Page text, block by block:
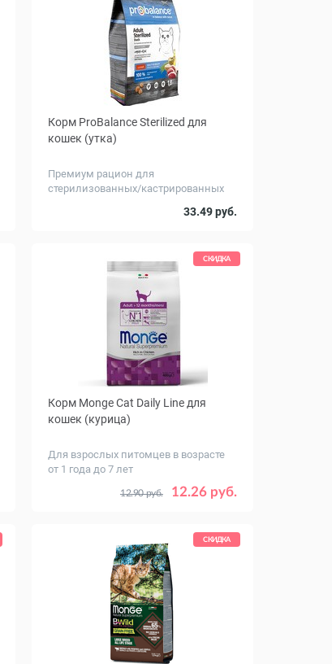
Корм ProBalance Sterilized для
кошек (утка)
Премиум рацион для
стерилизованных/кастрированных
33.49 руб.
1.8 10
СКИДКА
Корм Monge Cat Daily Line для
кошек (курица)
Для взрослых питомцев в возрасте
от 1 года до 7 лет
12.26 руб.
12.90 руб.
0.4 1.5 10
СКИДКА